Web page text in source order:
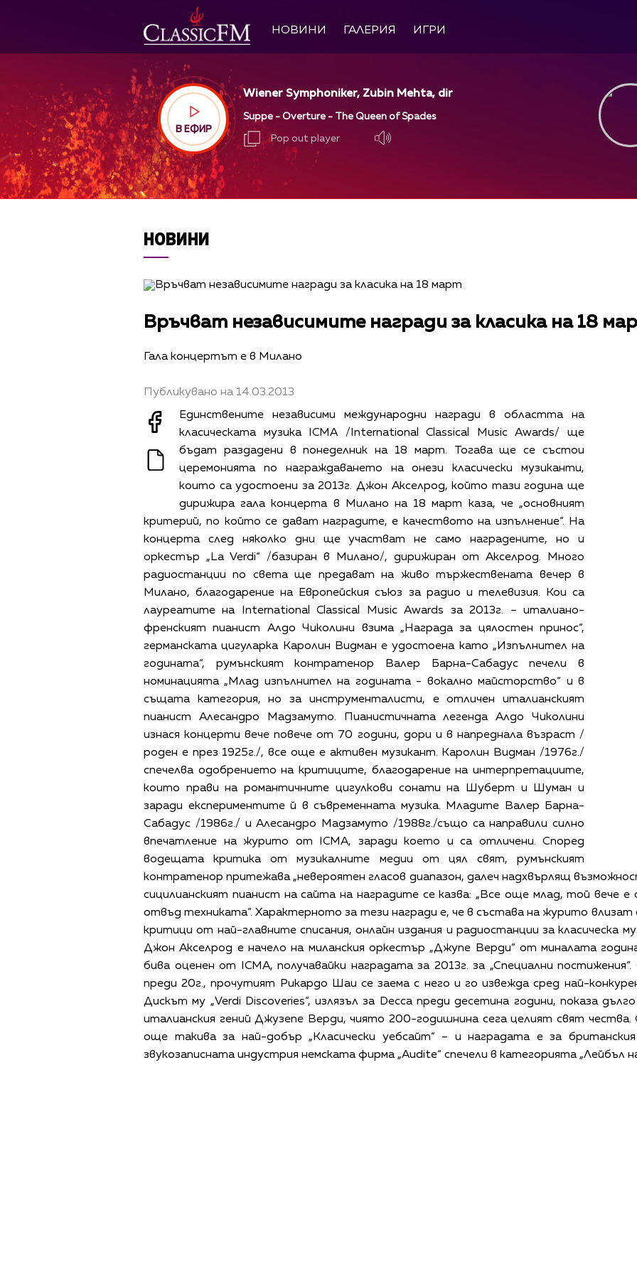
НОВИНИ ГАЛЕРИЯ ИГРИ
В ЕФИР
Wiener Symphoniker, Zubin Mehta, dir
Suppe - Overture - The Queen of Spades
Pop out player
НОВИНИ
Връчват независимите награди за класика на 18
Гала концертът е в Милано
Публикувано на 14.03.2013
Единствените независими международни награди в областта на
класическата музика ICMA /International Classical Music Awards/ ще
бъдат раздадени в понеделник на 18 март. Тогава ще се състои
церемонията по награждаването на онези класически музиканти,
които са удостоени за 2013г. Джон Акселрод, който тази година ще
дирижира гала концерта в Милано на 18 март каза, че „основният
критерий, по който се дават наградите, е качеството на изпълнение“. На
концерта след няколко дни ще участват не само наградените, но и
оркестър „La Verdi“ /базиран в Милано/, дирижиран от Акселрод. Много
радиостанции по света ще предават на живо тържествената вечер в
Милано, благодарение на Европейския съюз за радио и телевизия. Кои са
лауреатите на International Classical Music Awards за 2013г. – италиано-
френският пианист Алдо Чиколини взима „Награда за цялостен принос“,
германската цигуларка Каролин Видман е удостоена като „Изпълнител на
годината“, румънският контратенор Валер Барна-Сабадус печели в
номинацията „Млад изпълнител на годината - вокално майсторство“ и в
същата категория, но за инструменталисти, е отличен италианският
пианист Алесандро Мадзамуто. Пианистичната легенда Алдо Чиколини
изнася концерти вече повече от 70 години, дори и в напреднала възраст /
роден е през 1925г./, все още е активен музикант. Каролин Видман /1976г./
спечелва одобрението на критиците, благодарение на интерпретациите,
които прави на романтичните цигулкови сонати на Шуберт и Шуман и
заради експериментите й в съвременната музика. Младите Валер Барна-
Сабадус /1986г./ и Алесандро Мадзамуто /1988г./също са направили силно
впечатление на журито от ICMA, заради което и са отличени. Според
водещата критика от музикалните медии от цял свят, румънският
контратенор притежава „невероятен гласов диапазон, далеч надхвърлящ
сицилианският пианист на сайта на наградите се казва: „Все още млад, той вече
отвъд техниката“. Характерното за тези награди е, че в състава на журито влизат
критици от най-главните списания, онлайн издания и радиостанции за класическа
Джон Акселрод е начело на миланския оркестър „Джупе Верди“ от миналата
бива оценен от ICMA, получавайки наградата за 2013г. за „Специални
преди 20г., прочутият Рикардо Шаи се заема с него и го извежда сред най-
Дискът му „Verdi Discoveries“, излязъл за Decca преди десетина години, показа
италианския гений Джузепе Верди, чиято 200-годишнина сега целият свят
още такива за най-добър „Класически уебсайт“ – и наградата е за
звукозаписната индустрия немската фирма „Audite“ спечели в категорията „Лейбъл